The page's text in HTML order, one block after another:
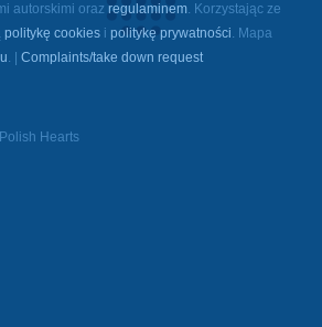
autorskimi oraz regulaminem. Korzystając ze
politykę cookies i politykę prywatności. Mapa
. | Complaints/take down request
Hearts